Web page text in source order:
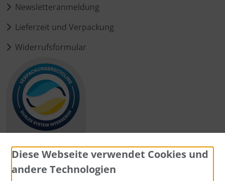
Newsletteranmeldung
Lieferzeit und Verpackung
Widerrufsformular
Zahlungsmethoden
Diese Webseite verwendet Cookies und
andere Technologien